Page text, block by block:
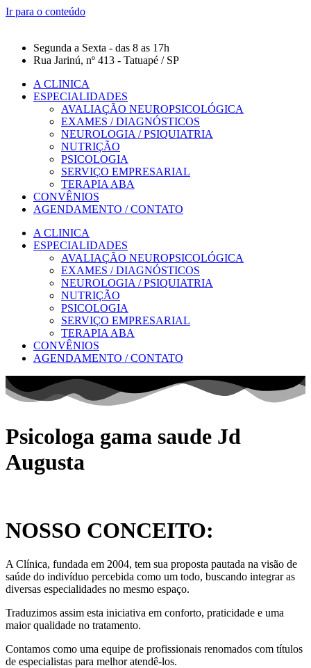
Ir para o conteúdo
Segunda a Sexta - das 8 as 17h
Rua Jarinú, nº 413 - Tatuapé / SP
A CLINICA
ESPECIALIDADES
AVALIAÇÃO NEUROPSICOLÓGICA
EXAMES / DIAGNÓSTICOS
NEUROLOGIA / PSIQUIATRIA
NUTRIÇÃO
PSICOLOGIA
SERVIÇO EMPRESARIAL
TERAPIA ABA
CONVÊNIOS
AGENDAMENTO / CONTATO
A CLINICA
ESPECIALIDADES
AVALIAÇÃO NEUROPSICOLÓGICA
EXAMES / DIAGNÓSTICOS
NEUROLOGIA / PSIQUIATRIA
NUTRIÇÃO
PSICOLOGIA
SERVIÇO EMPRESARIAL
TERAPIA ABA
CONVÊNIOS
AGENDAMENTO / CONTATO
Psicologa gama saude Jd
Augusta
NOSSO CONCEITO:
A Clínica, fundada em 2004, tem sua proposta pautada na visão de
saúde do indivíduo percebida como um todo, buscando integrar as
diversas especialidades no mesmo espaço.
Traduzimos assim esta iniciativa em conforto, praticidade e uma
maior qualidade no tratamento.
Contamos como uma equipe de profissionais renomados com títulos
de especialistas para melhor atendê-los.